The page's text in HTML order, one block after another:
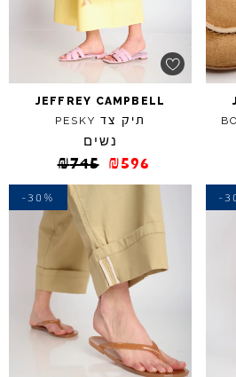
JEFFREY CAMPBELL
תיק צד PESKY
נשים
₪745 ₪596
-
-30%